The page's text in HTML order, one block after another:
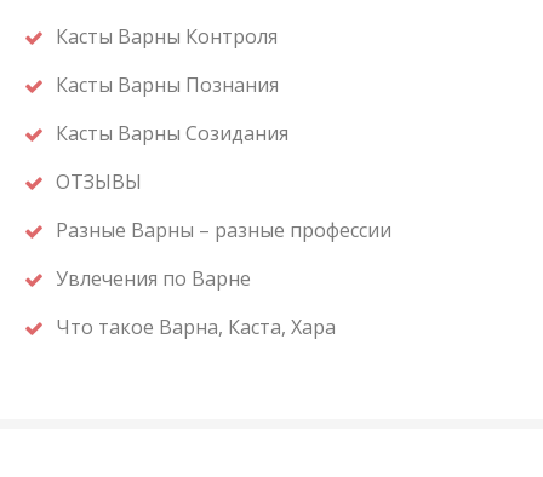
Касты Варны Контроля
Касты Варны Познания
Касты Варны Созидания
ОТЗЫВЫ
Разные Варны – разные профессии
Увлечения по Варне
Что такое Варна, Каста, Хара